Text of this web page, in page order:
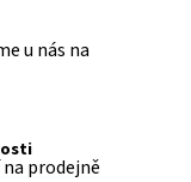
u nás na
prodejně